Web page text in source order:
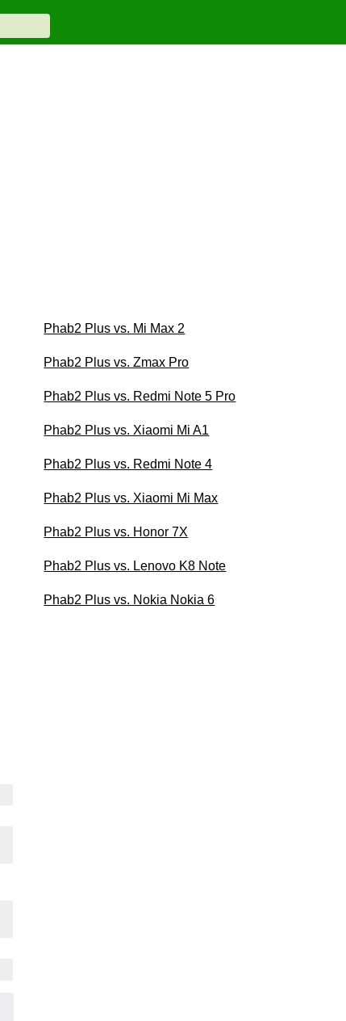
Phab2 Plus vs. Mi Max 2
Phab2 Plus vs. Zmax Pro
Phab2 Plus vs. Redmi Note 5 Pro
Phab2 Plus vs. Xiaomi Mi A1
Phab2 Plus vs. Redmi Note 4
Phab2 Plus vs. Xiaomi Mi Max
Phab2 Plus vs. Honor 7X
Phab2 Plus vs. Lenovo K8 Note
Phab2 Plus vs. Nokia Nokia 6